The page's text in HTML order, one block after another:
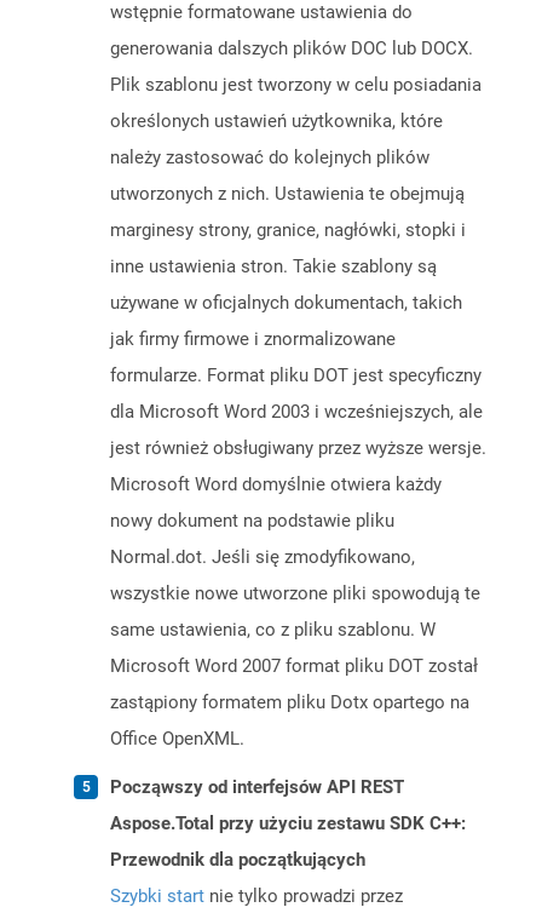
wstępnie formatowane ustawienia do
generowania dalszych plików DOC lub DOCX.
Plik szablonu jest tworzony w celu posiadania
określonych ustawień użytkownika, które
należy zastosować do kolejnych plików
utworzonych z nich. Ustawienia te obejmują
marginesy strony, granice, nagłówki, stopki i
inne ustawienia stron. Takie szablony są
używane w oficjalnych dokumentach, takich
jak firmy firmowe i znormalizowane
formularze. Format pliku DOT jest specyficzny
dla Microsoft Word 2003 i wcześniejszych, ale
jest również obsługiwany przez wyższe wersje.
Microsoft Word domyślnie otwiera każdy
nowy dokument na podstawie pliku
Normal.dot. Jeśli się zmodyfikowano,
wszystkie nowe utworzone pliki spowodują te
same ustawienia, co z pliku szablonu. W
Microsoft Word 2007 format pliku DOT został
zastąpiony formatem pliku Dotx opartego na
Office OpenXML.
Począwszy od interfejsów API REST
Aspose.Total przy użyciu zestawu SDK C++:
Przewodnik dla początkujących
Szybki start nie tylko prowadzi przez